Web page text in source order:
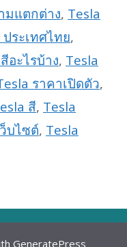
มแตกต่าง, Tesla
ระเทศไทย,
อะไรบ้าง, Tesla
ราคาเปิดตัว,
สี, Tesla
บไซต์, Tesla
GeneratePress